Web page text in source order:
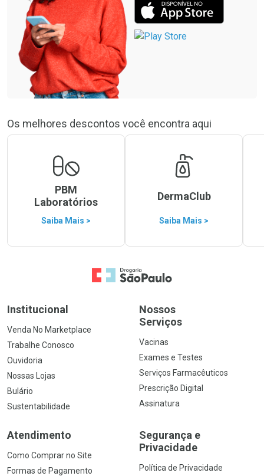
Os melhores descontos você encontra aqui
PBM
Laboratórios
Saiba Mais >
DermaClub
Saiba Mais >
Ir para a Home
Institucional
Venda No Marketplace
Trabalhe Conosco
Ouvidoria
Nossas Lojas
Bulário
Sustentabilidade
Nossos
Serviços
Vacinas
Exames e Testes
Serviços Farmacêuticos
Prescrição Digital
Assinatura
Atendimento
Como Comprar no Site
Formas de Pagamento
Segurança e
Privacidade
Política de Privacidade